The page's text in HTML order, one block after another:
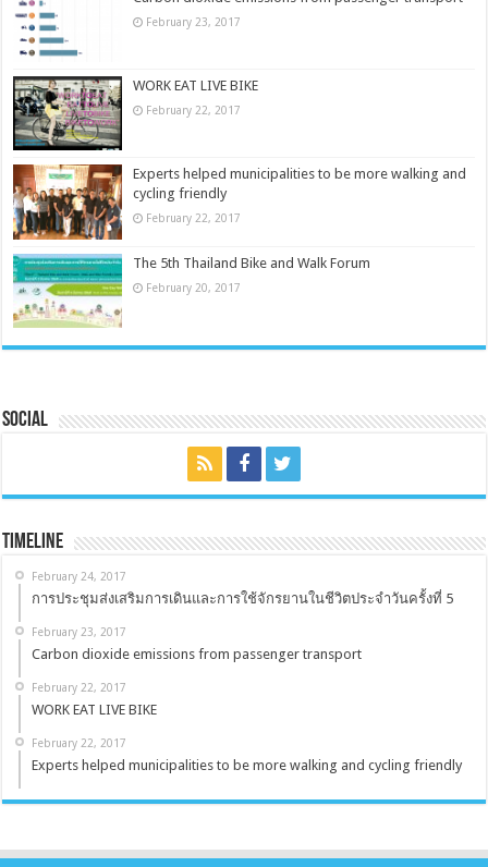
February 23, 2017
WORK EAT LIVE BIKE
February 22, 2017
Experts helped municipalities to be more walking and
cycling friendly
February 22, 2017
The 5th Thailand Bike and Walk Forum
February 20, 2017
Social
Timeline
February 24, 2017
การประชุมส่งเสริมการเดินและการใช้จักรยานในชีวิตประจำวันครั้งที่ 5
February 23, 2017
Carbon dioxide emissions from passenger transport
February 22, 2017
WORK EAT LIVE BIKE
February 22, 2017
Experts helped municipalities to be more walking and cycling friendly